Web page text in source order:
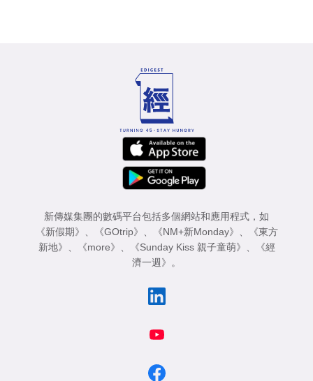
新傳媒集團的數碼平台包括多個網站和應用程式，如
《新假期》
《GOtrip》 《NM+新Monday》
《東方
新地》
《more》 《Sunday Kiss 親子童萌》
《經
濟一週》
。